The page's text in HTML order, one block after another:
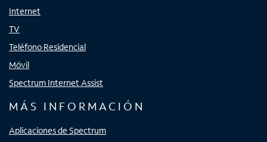
Internet
TV
Teléfono Residencial
Móvil
Spectrum Internet Assist
MÁS INFORMACIÓN
Aplicaciones de Spectrum